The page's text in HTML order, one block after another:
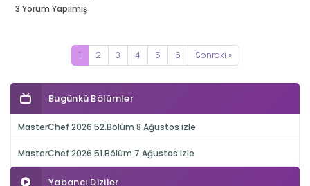
3 Yorum Yapılmış
1 2 3 4 5 6 Sonraki »
Bugünkü Bölümler
MasterChef 2026 52.Bölüm 8 Ağustos izle
MasterChef 2026 51.Bölüm 7 Ağustos izle
Yabancı Diziler